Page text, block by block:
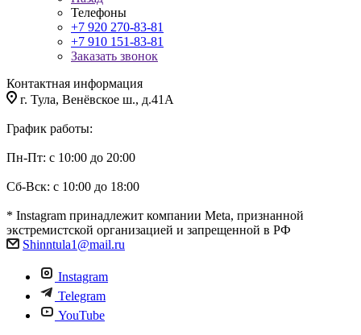
Телефоны
+7 920 270-83-81
+7 910 151-83-81
Заказать звонок
Контактная информация
г. Тула, Венёвское ш., д.41А
График работы:
Пн-Пт: с 10:00 до 20:00
Сб-Вск: с 10:00 до 18:00
* Instagram принадлежит компании Meta, признанной
экстремистской организацией и запрещенной в РФ
Shinntula1@mail.ru
Instagram
Telegram
YouTube